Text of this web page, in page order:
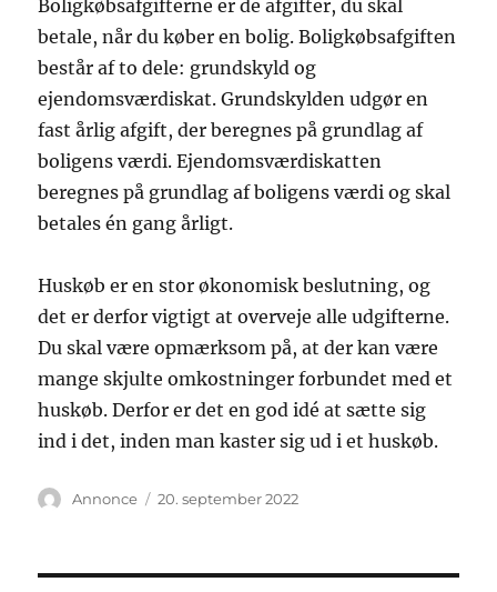
Boligkøbsafgifterne er de afgifter, du skal
betale, når du køber en bolig. Boligkøbsafgiften
består af to dele: grundskyld og
ejendomsværdiskat. Grundskylden udgør en
fast årlig afgift, der beregnes på grundlag af
boligens værdi. Ejendomsværdiskatten
beregnes på grundlag af boligens værdi og skal
betales én gang årligt.
Huskøb er en stor økonomisk beslutning, og
det er derfor vigtigt at overveje alle udgifterne.
Du skal være opmærksom på, at der kan være
mange skjulte omkostninger forbundet med et
huskøb. Derfor er det en god idé at sætte sig
ind i det, inden man kaster sig ud i et huskøb.
Forfatter
Annonce Udgivet
20. september 2022